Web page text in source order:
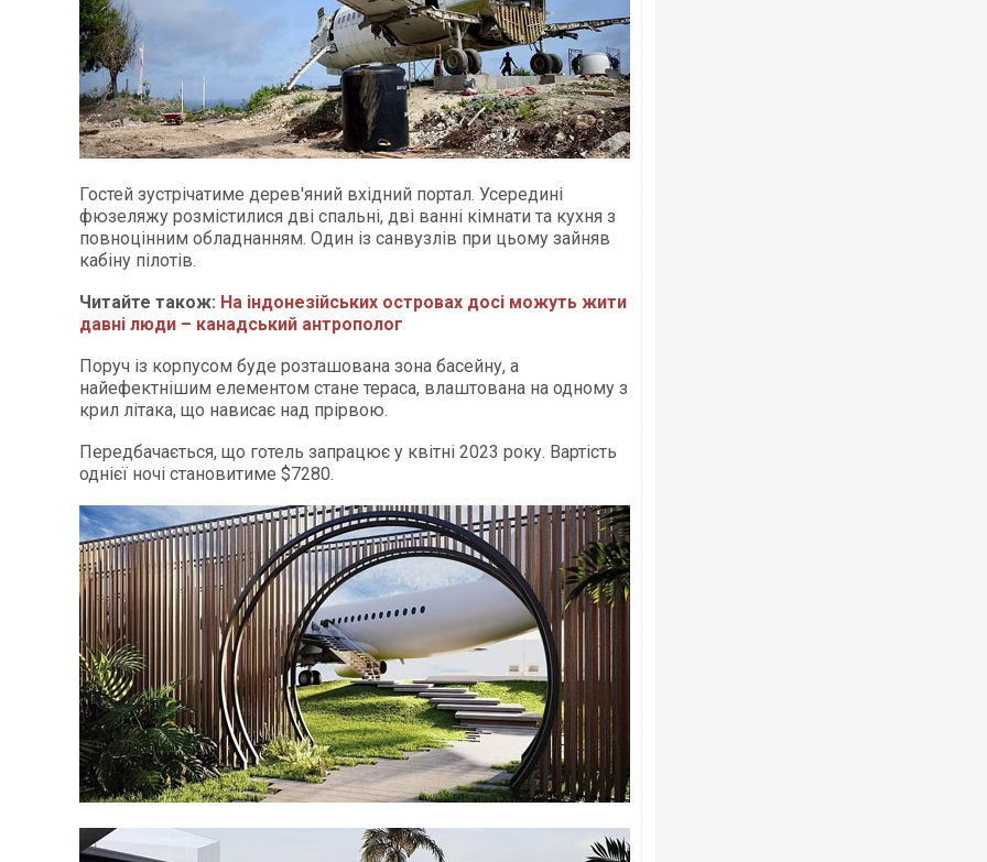
Гостей зустрічатиме дерев'яний вхідний портал. Усередині
фюзеляжу розмістилися дві спальні, дві ванні кімнати та кухня з
повноцінним обладнанням. Один із санвузлів при цьому зайняв
кабіну пілотів.
Читайте також: На індонезійських островах досі можуть жити
давні люди – канадський антрополог
Поруч із корпусом буде розташована зона басейну, а
найефектнішим елементом стане тераса, влаштована на одному з
крил літака, що нависає над прірвою.
Передбачається, що готель запрацює у квітні 2023 року. Вартість
однієї ночі становитиме $7280.